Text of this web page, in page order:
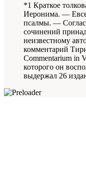
*1 Краткое
Иеронима. —
псалмы. —
сочинений
неизвестному
комментарий
Commentarium in
которого он
выдержал 26